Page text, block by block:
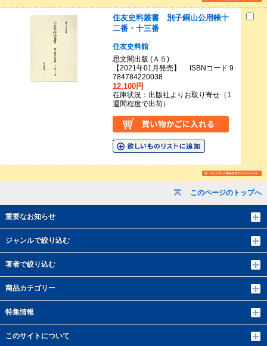
このページのトップへ
重要なお知らせ
ジャンルで絞り込む
著者で絞り込む
商品カテゴリー
特集情報
このサイトについて
住友史料叢書 別子銅山公用帳十
二番・十三番
住友史料館
思文閣出版 (Ａ５)
【2021年01月発売】 ISBNコード 9
784784220038
12,100円
在庫状況：出版社よりお取り寄せ（1
週間程度で出荷）